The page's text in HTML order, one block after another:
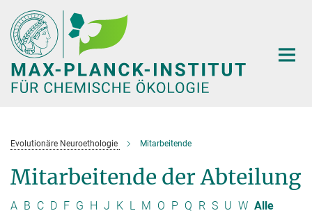
Hauptinhalt
Evolutionäre Neuroethologie Mitarbeitende
Mitarbeitende der Abteilung
A B C D F G H J K L M O P Q R S U W Alle